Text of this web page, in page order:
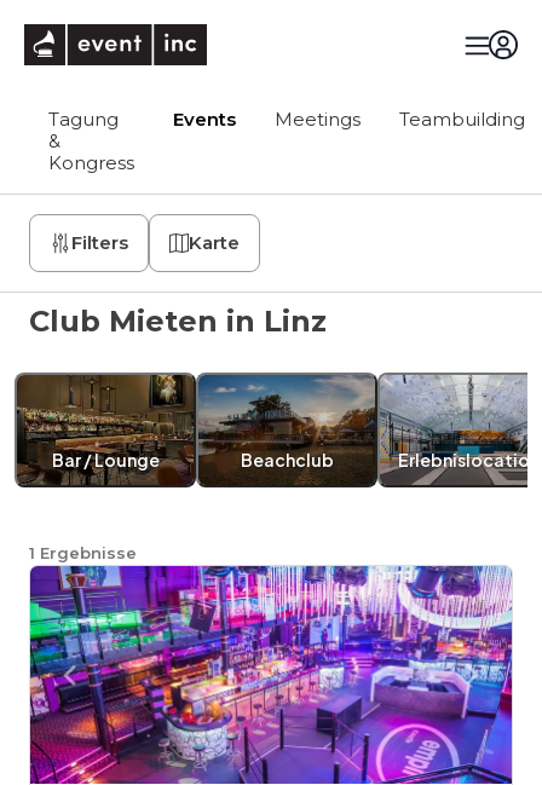
Tagung
&
Kongress
Events Meetings Teambuilding
Filters Karte
Club Mieten in Linz
Bar / Lounge Beachclub Erlebnislocation
1 Ergebnisse